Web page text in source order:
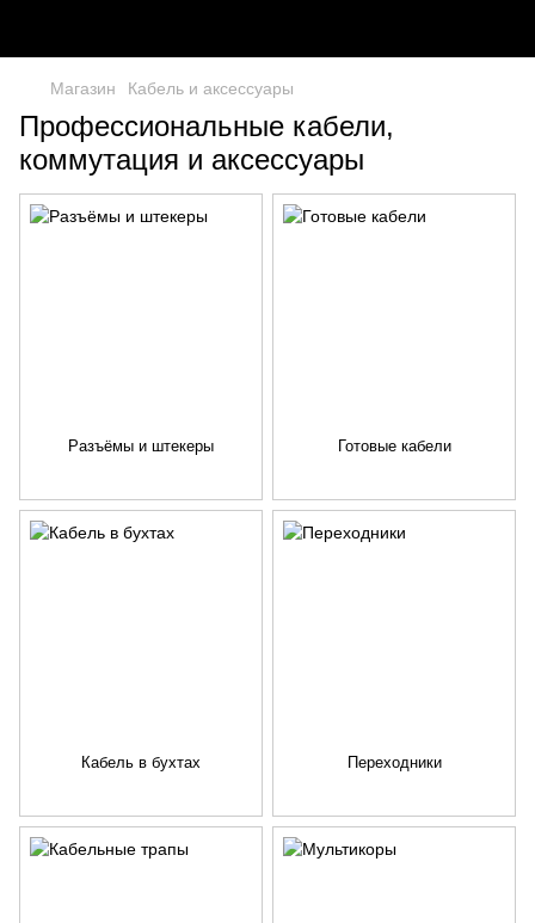
Магазин Кабель и аксессуары
Профессиональные кабели,
коммутация и аксессуары
Разъёмы и штекеры Готовые кабели
Кабель в бухтах Переходники